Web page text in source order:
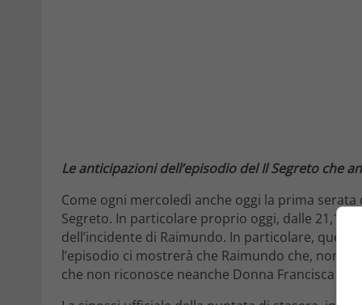
Le anticipazioni dell’episodio del Il Segreto che
Come ogni mercoledì anche oggi la prima
Segreto. In particolare proprio oggi, dalle 21,10
dell’incidente di Raimundo. In particolare,
l’episodio ci mostrerà che Raimundo che,
che non riconosce neanche Donna Francisca